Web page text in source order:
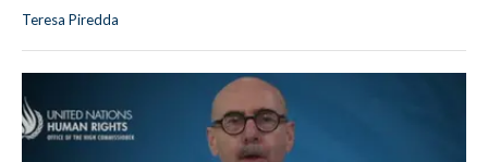
Teresa Piredda